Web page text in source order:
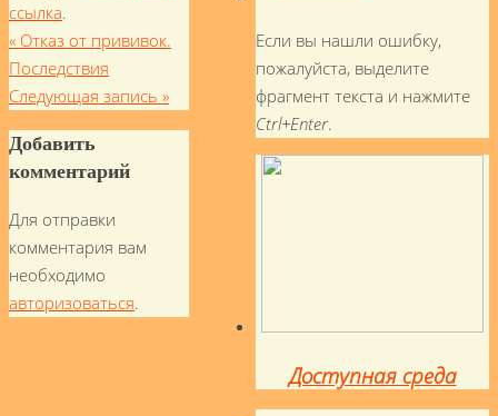
ссылка.
« Отказ от прививок.
Последствия
Следующая запись »
Добавить
комментарий
Для отправки
комментария вам
необходимо
авторизоваться.
Если вы нашли ошибку,
пожалуйста, выделите
фрагмент текста и нажмите
Ctrl+Enter.
Доступная среда